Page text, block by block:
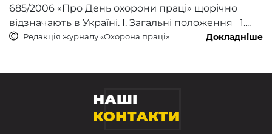
685/2006 «Про День охорони праці» щорічно
відзначають в Україні. I. Загальні положення 1....
Редакція журналу «Охорона праці» Докладніше
НАШІ
КОНТАКТИ